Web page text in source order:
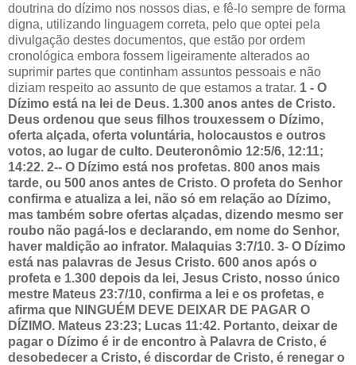
doutrina do dízimo nos nossos dias, e fê-lo sempre de forma
digna, utilizando linguagem correta, pelo que optei pela
divulgação destes documentos, que estão por ordem
cronológica embora fossem ligeiramente alterados ao
suprimir partes que continham assuntos pessoais e não
diziam respeito ao assunto de que estamos a tratar. 1 - O
Dízimo está na lei de Deus. 1.300 anos antes de Cristo.
Deus ordenou que seus filhos trouxessem o Dízimo,
oferta alçada, oferta voluntária, holocaustos e outros
votos, ao lugar de culto. Deuteronômio 12:5/6, 12:11;
14:22. 2-- O Dízimo está nos profetas. 800 anos mais
tarde, ou 500 anos antes de Cristo. O profeta do Senhor
confirma e atualiza a lei, não só em relação ao Dízimo,
mas também sobre ofertas alçadas, dizendo mesmo ser
roubo não pagá-los e declarando, em nome do Senhor,
haver maldição ao infrator. Malaquias 3:7/10. 3- O Dízimo
está nas palavras de Jesus Cristo. 600 anos após o
profeta e 1.300 depois da lei, Jesus Cristo, nosso único
mestre Mateus 23:7/10, confirma a lei e os profetas, e
afirma que NINGUÉM DEVE DEIXAR DE PAGAR O
DÍZIMO. Mateus 23:23; Lucas 11:42. Portanto, deixar de
pagar o Dízimo é ir de encontro à Palavra de Cristo, é
desobedecer a Cristo, é discordar de Cristo, é renegar o